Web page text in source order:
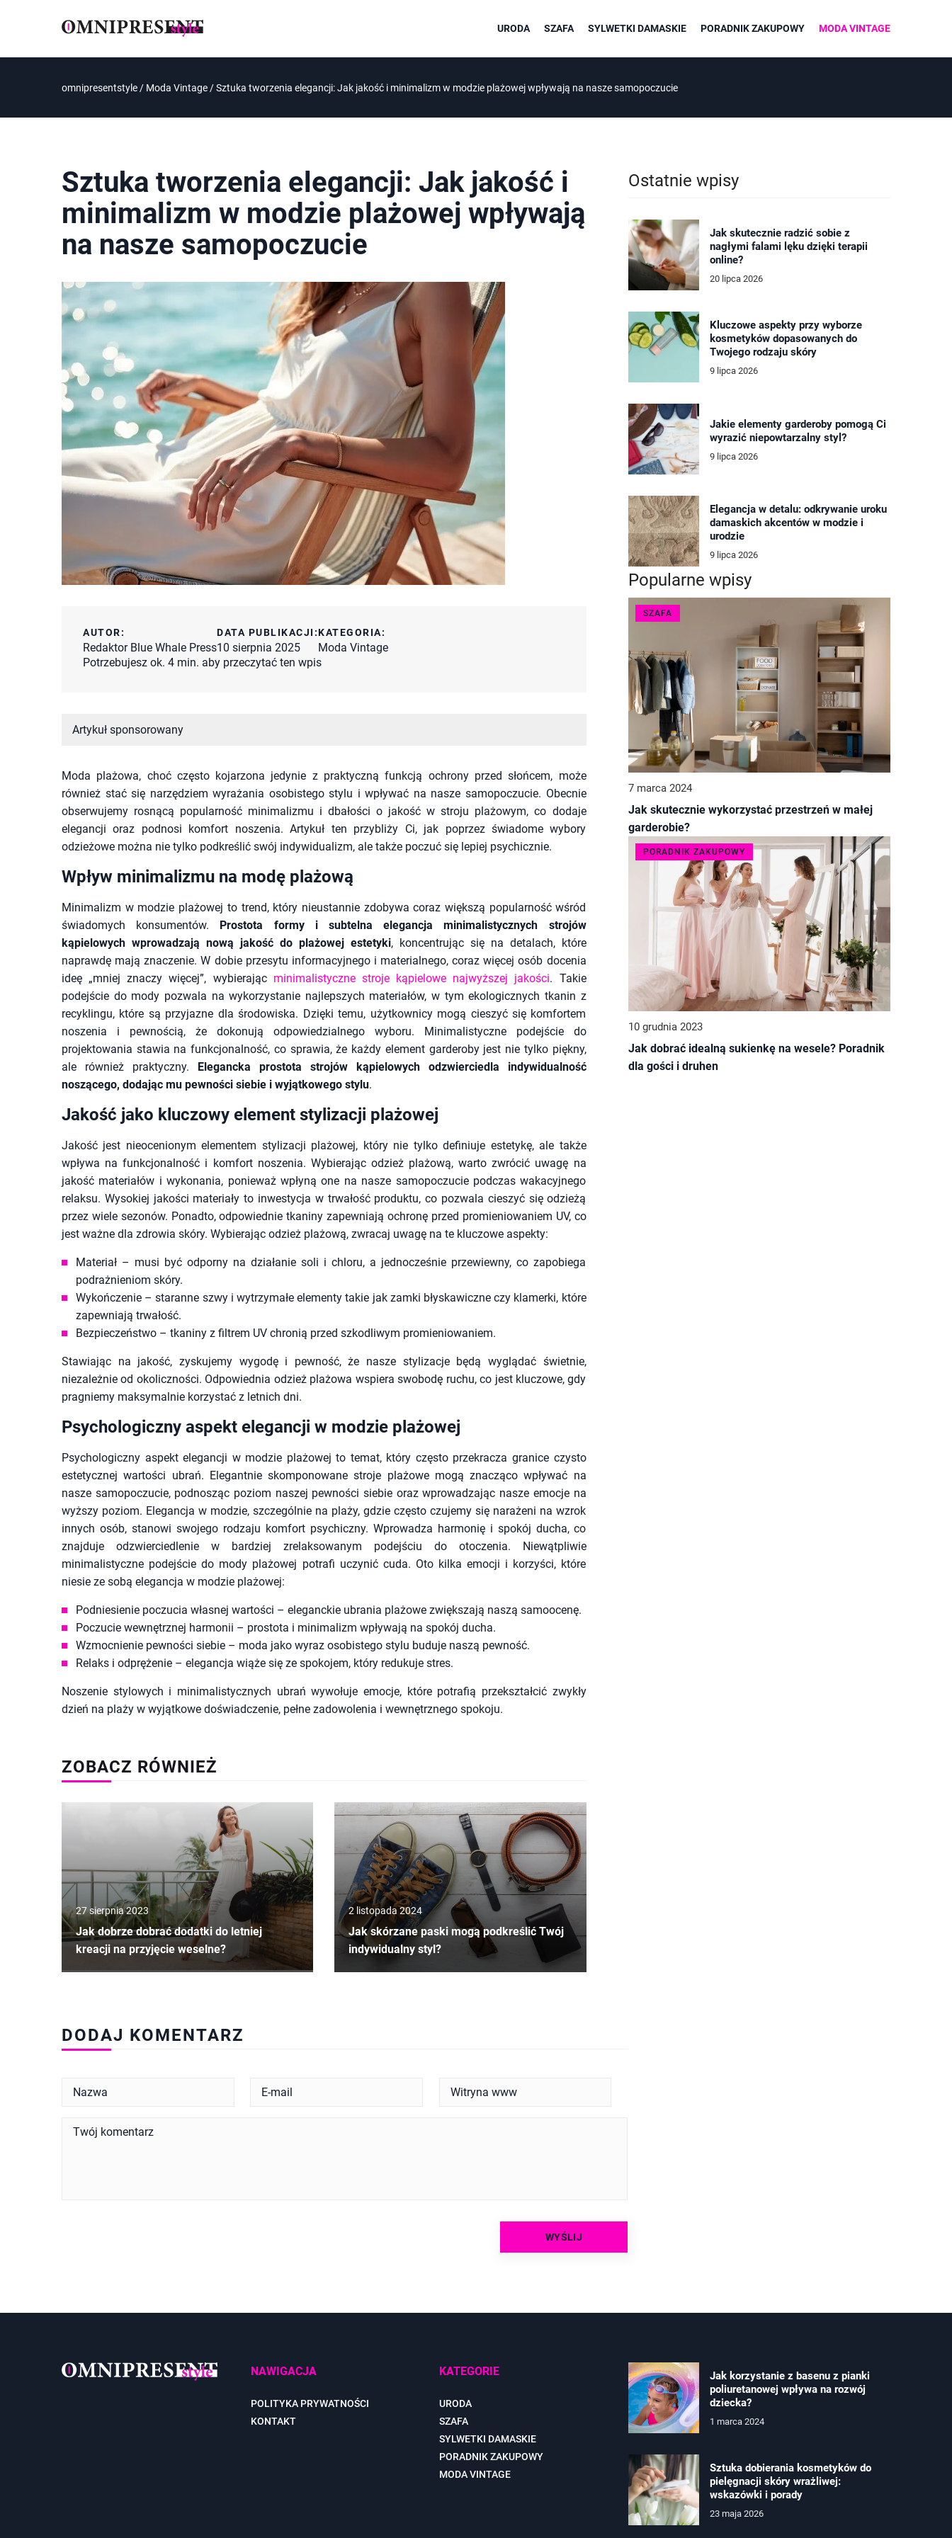
URODA SZAFA SYLWETKI DAMASKIE PORADNIK ZAKUPOWY MODA VINTAGE
omnipresentstyle / Moda Vintage /Sztuka tworzenia elegancji: Jak jakość i minimalizm w modzie plażowej wpływają na nasze samopoczucie
Sztuka tworzenia elegancji: Jak jakość i
minimalizm w modzie plażowej wpływają
na nasze samopoczucie
AUTOR:
Redaktor Blue Whale Press
DATA PUBLIKACJI:
10 sierpnia 2025
KATEGORIA:
Moda Vintage
Potrzebujesz ok. 4 min. aby przeczytać ten wpis
Artykuł sponsorowany
Moda plażowa, choć często kojarzona jedynie z praktyczną funkcją ochrony przed słońcem, może
również stać się narzędziem wyrażania osobistego stylu i wpływać na nasze samopoczucie. Obecnie
obserwujemy rosnącą popularność minimalizmu i dbałości o jakość w stroju plażowym, co dodaje
elegancji oraz podnosi komfort noszenia. Artykuł ten przybliży Ci, jak poprzez świadome wybory
odzieżowe można nie tylko podkreślić swój indywidualizm, ale także poczuć się lepiej psychicznie.
Wpływ minimalizmu na modę plażową
Minimalizm w modzie plażowej to trend, który nieustannie zdobywa coraz większą popularność wśród
świadomych konsumentów. Prostota formy i subtelna elegancja minimalistycznych strojów
kąpielowych wprowadzają nową jakość do plażowej estetyki, koncentrując się na detalach, które
naprawdę mają znaczenie. W dobie przesytu informacyjnego i materialnego, coraz więcej osób docenia
ideę „mniej znaczy więcej”, wybierając minimalistyczne stroje kąpielowe najwyższej jakości. Takie
podejście do mody pozwala na wykorzystanie najlepszych materiałów, w tym ekologicznych tkanin z
recyklingu, które są przyjazne dla środowiska. Dzięki temu, użytkownicy mogą cieszyć się komfortem
noszenia i pewnością, że dokonują odpowiedzialnego wyboru. Minimalistyczne podejście do
projektowania stawia na funkcjonalność, co sprawia, że każdy element garderoby jest nie tylko piękny,
ale również praktyczny. Elegancka prostota strojów kąpielowych odzwierciedla indywidualność
noszącego, dodając mu pewności siebie i wyjątkowego stylu.
Jakość jako kluczowy element stylizacji plażowej
Jakość jest nieocenionym elementem stylizacji plażowej, który nie tylko definiuje estetykę, ale także
wpływa na funkcjonalność i komfort noszenia. Wybierając odzież plażową, warto zwrócić uwagę na
jakość materiałów i wykonania, ponieważ wpłyną one na nasze samopoczucie podczas wakacyjnego
relaksu. Wysokiej jakości materiały to inwestycja w trwałość produktu, co pozwala cieszyć się odzieżą
przez wiele sezonów. Ponadto, odpowiednie tkaniny zapewniają ochronę przed promieniowaniem UV, co
jest ważne dla zdrowia skóry. Wybierając odzież plażową, zwracaj uwagę na te kluczowe aspekty:
Materiał – musi być odporny na działanie soli i chloru, a jednocześnie przewiewny, co zapobiega
podrażnieniom skóry.
Wykończenie – staranne szwy i wytrzymałe elementy takie jak zamki błyskawiczne czy klamerki, które
zapewniają trwałość.
Bezpieczeństwo – tkaniny z filtrem UV chronią przed szkodliwym promieniowaniem.
Stawiając na jakość, zyskujemy wygodę i pewność, że nasze stylizacje będą wyglądać świetnie,
niezależnie od okoliczności. Odpowiednia odzież plażowa wspiera swobodę ruchu, co jest kluczowe, gdy
pragniemy maksymalnie korzystać z letnich dni.
Psychologiczny aspekt elegancji w modzie plażowej
Psychologiczny aspekt elegancji w modzie plażowej to temat, który często przekracza granice czysto
estetycznej wartości ubrań. Elegantnie skomponowane stroje plażowe mogą znacząco wpływać na
nasze samopoczucie, podnosząc poziom naszej pewności siebie oraz wprowadzając nasze emocje na
wyższy poziom. Elegancja w modzie, szczególnie na plaży, gdzie często czujemy się narażeni na wzrok
innych osób, stanowi swojego rodzaju komfort psychiczny. Wprowadza harmonię i spokój ducha, co
znajduje odzwierciedlenie w bardziej zrelaksowanym podejściu do otoczenia. Niewątpliwie
minimalistyczne podejście do mody plażowej potrafi uczynić cuda. Oto kilka emocji i korzyści, które
niesie ze sobą elegancja w modzie plażowej:
Podniesienie poczucia własnej wartości – eleganckie ubrania plażowe zwiększają naszą samoocenę.
Poczucie wewnętrznej harmonii – prostota i minimalizm wpływają na spokój ducha.
Wzmocnienie pewności siebie – moda jako wyraz osobistego stylu buduje naszą pewność.
Relaks i odprężenie – elegancja wiąże się ze spokojem, który redukuje stres.
Noszenie stylowych i minimalistycznych ubrań wywołuje emocje, które potrafią przekształcić zwykły
dzień na plaży w wyjątkowe doświadczenie, pełne zadowolenia i wewnętrznego spokoju.
ZOBACZ RÓWNIEŻ
27 sierpnia 2023
Jak dobrze dobrać dodatki do letniej
kreacji na przyjęcie weselne?
2 listopada 2024
Jak skórzane paski mogą podkreślić Twój
indywidualny styl?
Ostatnie wpisy
Jak skutecznie radzić sobie z
nagłymi falami lęku dzięki terapii
online?
20 lipca 2026
Kluczowe aspekty przy wyborze
kosmetyków dopasowanych do
Twojego rodzaju skóry
9 lipca 2026
Jakie elementy garderoby pomogą Ci
wyrazić niepowtarzalny styl?
9 lipca 2026
Elegancja w detalu: odkrywanie uroku
damaskich akcentów w modzie i
urodzie
9 lipca 2026
Popularne wpisy
SZAFA
7 marca 2024
Jak skutecznie wykorzystać przestrzeń w małej
garderobie?
PORADNIK ZAKUPOWY
10 grudnia 2023
Jak dobrać idealną sukienkę na wesele? Poradnik
dla gości i druhen
DODAJ KOMENTARZ
NAWIGACJA
POLITYKA PRYWATNOŚCI
KONTAKT
KATEGORIE
URODA
SZAFA
SYLWETKI DAMASKIE
PORADNIK ZAKUPOWY
MODA VINTAGE
Jak korzystanie z basenu z pianki
poliuretanowej wpływa na rozwój
dziecka?
1 marca 2024
Sztuka dobierania kosmetyków do
pielęgnacji skóry wrażliwej:
wskazówki i porady
23 maja 2026